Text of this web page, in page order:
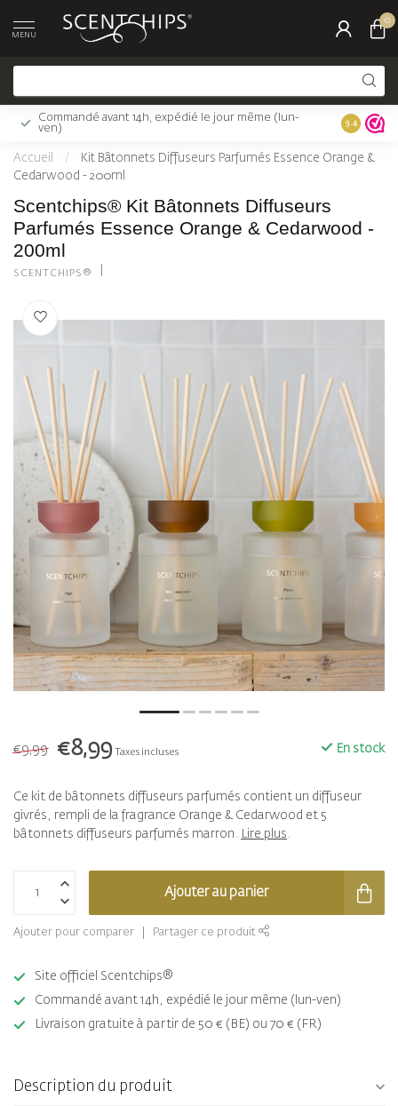
MENU
0
Commandé avant 14h, expédié le jour même (lun-
ven)
Livraison
9.4
Accueil /
Kit Bâtonnets Diffuseurs Parfumés Essence Orange &
Cedarwood - 200ml
Scentchips® Kit Bâtonnets Diffuseurs
Parfumés Essence Orange & Cedarwood -
200ml
SCENTCHIPS®
€9,99 €8,99 Taxes incluses En stock
Ce kit de bâtonnets diffuseurs parfumés contient un diffuseur
givrés, rempli de la fragrance Orange & Cedarwood et 5
bâtonnets diffuseurs parfumés marron. Lire plus .
Ajouter au panier
Ajouter pour comparer Partager ce produit
Site officiel Scentchips®
Commandé avant 14h, expédié le jour même (lun-ven)
Livraison gratuite à partir de 50 € (BE) ou 70 € (FR)
Description du produit